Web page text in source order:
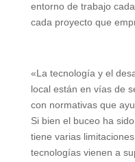
entorno de trabajo
cada proyecto que
«La tecnología y el
local están en vías de
con normativas que
Si bien el buceo ha
tiene varias
tecnologías vienen a